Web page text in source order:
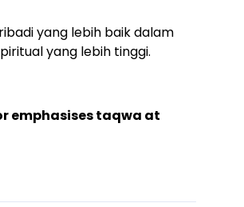
yang lebih baik dalam
yang lebih tinggi.
emphasises taqwa at